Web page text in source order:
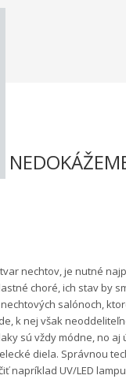
nechtov, je nutné
choré, ich stav by
salónoch,
k nej však
sú vždy módne, no
diela. Správnou
napríklad UV/LED